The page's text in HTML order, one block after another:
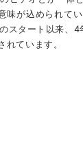
味が込められて
スタート以来、
ています。